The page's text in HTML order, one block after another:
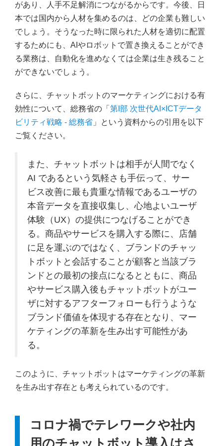
があり、人手不足解消につながるからです。今後、日
本では国内から人材を集めるのは、どの企業も難しい
でしょう。そうなった時に限られた人材を適切に配置
するためにも、AIやロボットで置き換えることができ
る業務は、自動化を進めなくては企業は生き残ること
ができないでしょう。
さらに、チャットボットのマーケティングにおける有
効性について、総務省の「 第I部 次世代AI×ICTデータ
ビリティ戦略 - 総務省 」という資料からの引用を以下
ご覧ください。
また、チャットボットは相手が人間でなく
AI であるという気軽さも手伝って、サー
ビス改善に最も貴重な情報であるユーザの
本音データを直接収集し、心地よいユーザ
体験（UX）の提供につなげることができ
る。商品やサービスを購入する際に、店舗
に足を運ぶのではなく、ブランドのチャッ
トボットと会話することが顧客と当該ブラ
ンドとの最初の接点になるとともに、商品
やサービス購入後もチャットボットがユー
ザに対するアフターフォローも行うような
ブランド価値を体現する存在となり、マー
ケティングの革新を生み出す可能性があ
る。
このように、チャットボットはマーケティングの革新
を生み出す存在とも考えられているのです。
コロナ禍でテレワークや社内
用のチャットボット導入はさ